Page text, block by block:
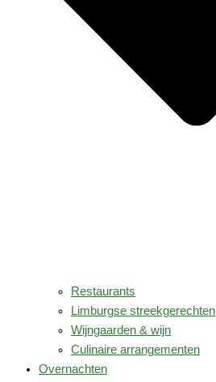
Restaurants
Limburgse streekgerechten
Wijngaarden & wijn
Culinaire arrangementen
Overnachten